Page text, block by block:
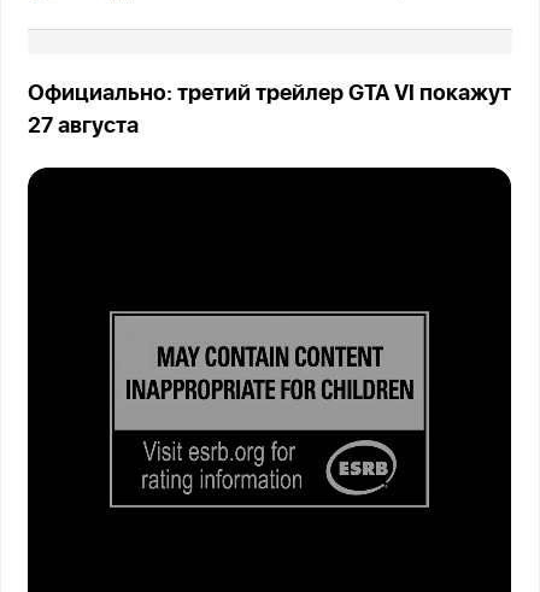
Официально: третий трейлер GTA VI покажут
27 августа